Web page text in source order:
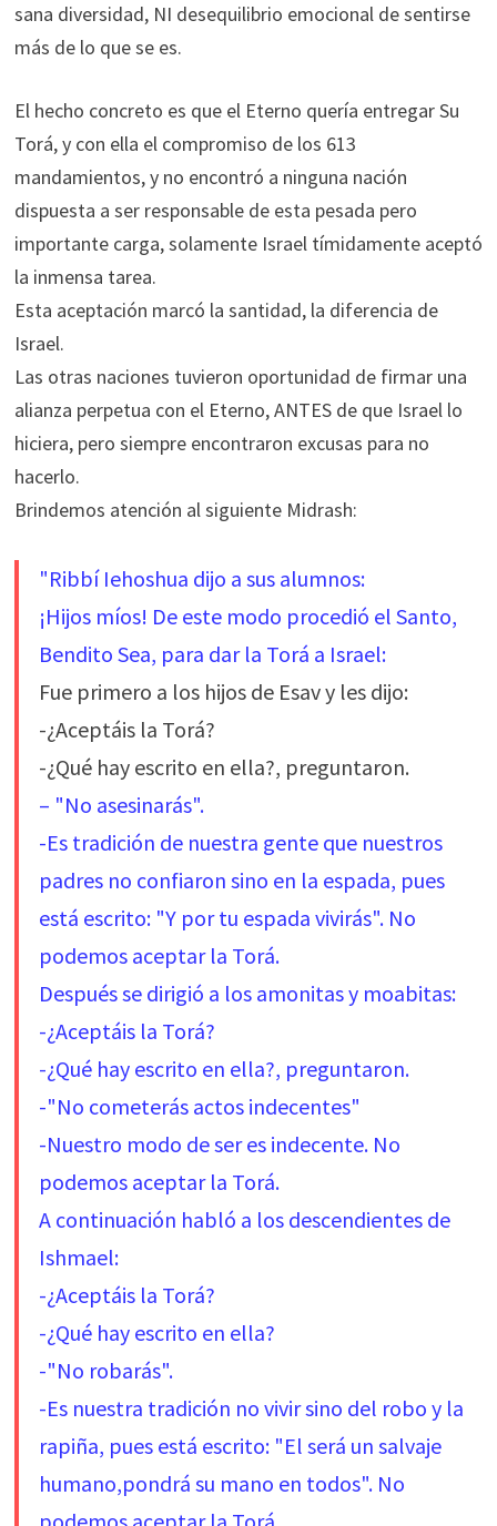
sana diversidad, NI desequilibrio emocional de sentirse
más de lo que se es.
El hecho concreto es que el Eterno quería entregar Su
Torá, y con ella el compromiso de los 613
mandamientos, y no encontró a ninguna nación
dispuesta a ser responsable de esta pesada pero
importante carga, solamente Israel tímidamente aceptó
la inmensa tarea.
Esta aceptación marcó la santidad, la diferencia de
Israel.
Las otras naciones tuvieron oportunidad de firmar una
alianza perpetua con el Eterno, ANTES de que Israel lo
hiciera, pero siempre encontraron excusas para no
hacerlo.
Brindemos atención al siguiente Midrash:
"Ribbí Iehoshua dijo a sus alumnos:
¡Hijos míos! De este modo procedió el Santo,
Bendito Sea, para dar la Torá a Israel:
Fue primero a los hijos de Esav y les dijo:
-¿Aceptáis la Torá?
-¿Qué hay escrito en ella?, preguntaron.
– "No asesinarás".
-Es tradición de nuestra gente que nuestros
padres no confiaron sino en la espada, pues
está escrito: "Y por tu espada vivirás". No
podemos aceptar la Torá.
Después se dirigió a los amonitas y moabitas:
-¿Aceptáis la Torá?
-¿Qué hay escrito en ella?, preguntaron.
-"No cometerás actos indecentes"
-Nuestro modo de ser es indecente. No
podemos aceptar la Torá.
A continuación habló a los descendientes de
Ishmael:
-¿Aceptáis la Torá?
-¿Qué hay escrito en ella?
-"No robarás".
-Es nuestra tradición no vivir sino del robo y la
rapiña, pues está escrito: "El será un salvaje
humano,pondrá su mano en todos". No